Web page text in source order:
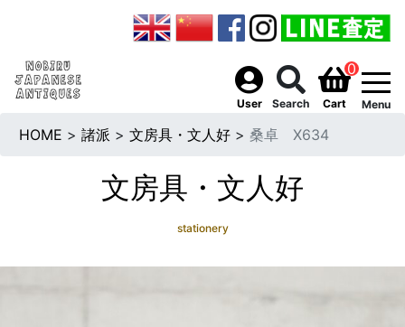
User Search
0
Cart Menu
HOME > 諸派 > 文房具・文人好 > 桑卓 X634
文房具・文人好
stationery